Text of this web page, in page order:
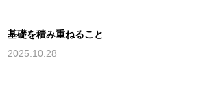
基礎を積み重ねること
2025.10.28